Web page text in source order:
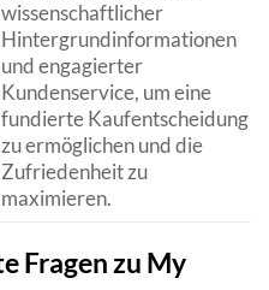
wissenschaftlicher
Hintergrundinformationen
und engagierter
Kundenservice, um eine
fundierte Kaufentscheidung
zu ermöglichen und die
Zufriedenheit zu
maximieren.
Fragen zu My